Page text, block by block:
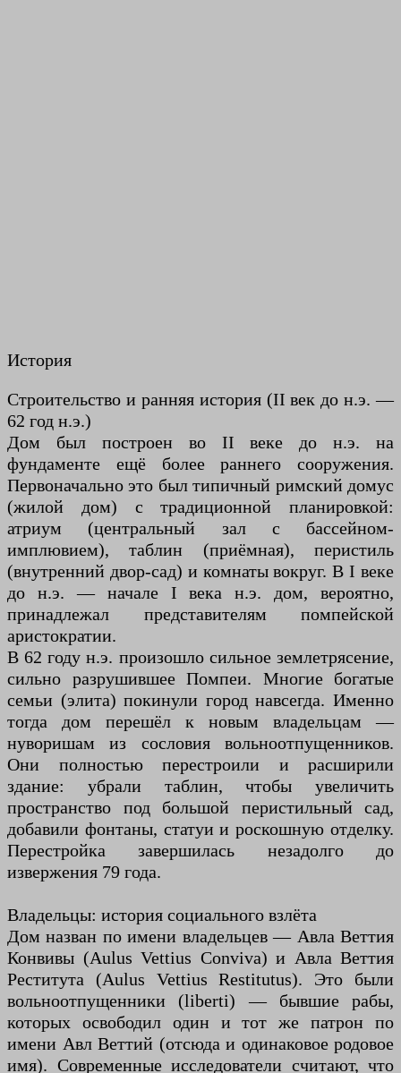
История
Строительство и ранняя история (II век до н.э. —
62 год н.э.)
Дом был построен во II веке до н.э. на
фундаменте ещё более раннего сооружения.
Первоначально это был типичный римский домус
(жилой дом) с традиционной планировкой:
атриум (центральный зал с бассейном-
имплювием), таблин (приёмная), перистиль
(внутренний двор-сад) и комнаты вокруг. В I веке
до н.э. — начале I века н.э. дом, вероятно,
принадлежал представителям помпейской
аристократии.
В 62 году н.э. произошло сильное землетрясение,
сильно разрушившее Помпеи. Многие богатые
семьи (элита) покинули город навсегда. Именно
тогда дом перешёл к новым владельцам —
нуворишам из сословия вольноотпущенников.
Они полностью перестроили и расширили
здание: убрали таблин, чтобы увеличить
пространство под большой перистильный сад,
добавили фонтаны, статуи и роскошную отделку.
Перестройка завершилась незадолго до
извержения 79 года.
Владельцы: история социального взлёта
Дом назван по имени владельцев — Авла Веттия
Конвивы (Aulus Vettius Conviva) и Авла Веттия
Реститута (Aulus Vettius Restitutus). Это были
вольноотпущенники (liberti) — бывшие рабы,
которых освободил один и тот же патрон по
имени Авл Веттий (отсюда и одинаковое родовое
имя). Современные исследователи считают, что